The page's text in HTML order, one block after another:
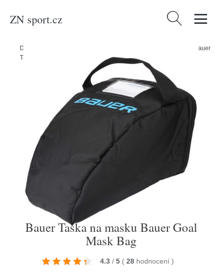
ZN sport.cz Vyhledávání
Domů
Bauer
Taška na masku Bauer Goal Mask Bag
Bauer Taška na masku Bauer Goal
Mask Bag
4.3 / 5 ( 28 hodnocení )